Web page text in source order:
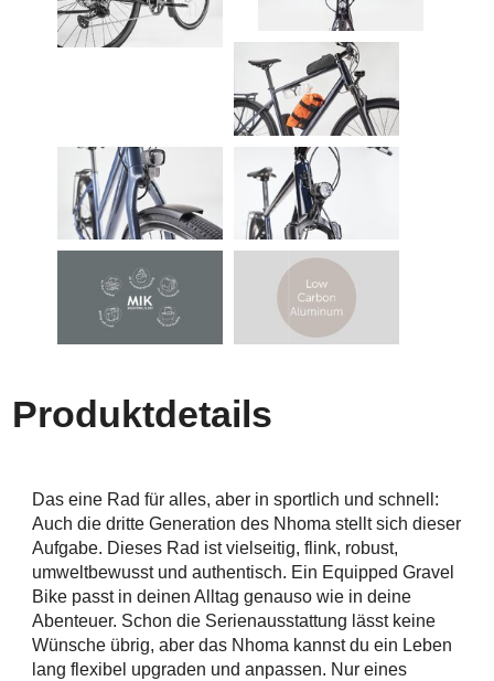
Produktdetails
Das eine Rad für alles, aber in sportlich und schnell:
Auch die dritte Generation des Nhoma stellt sich dieser
Aufgabe. Dieses Rad ist vielseitig, flink, robust,
umweltbewusst und authentisch. Ein Equipped Gravel
Bike passt in deinen Alltag genauso wie in deine
Abenteuer. Schon die Serienausstattung lässt keine
Wünsche übrig, aber das Nhoma kannst du ein Leben
lang flexibel upgraden und anpassen. Nur eines